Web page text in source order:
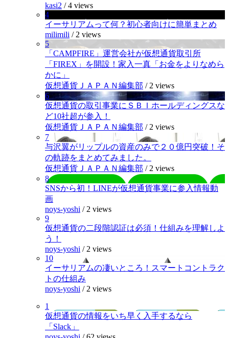
kasi2 /4 views
4
イーサリアムって何？初心者向けに簡単まとめ
milimili / 2 views
5
「CAMPFIRE」運営会社が仮想通貨取引所
「FIREX」を開設！家入一真「お金をよりなめら
かに」
仮想通貨ＪＡＰＡＮ編集部 / 2 views
6
仮想通貨の取引事業にＳＢＩホールディングスな
ど10社超が参入！
仮想通貨ＪＡＰＡＮ編集部 / 2 views
7
与沢翼がリップルの資産のみで２０億円突破！そ
の軌跡をまとめてみました。
仮想通貨ＪＡＰＡＮ編集部 / 2 views
8
SNSから初！LINEが仮想通貨事業に参入情報動
画
noys-yoshi / 2 views
9
仮想通貨の二段階認証は必須！仕組みを理解しよ
う！
noys-yoshi / 2 views
10
イーサリアムの凄いところ！スマートコントラク
トの仕組み
noys-yoshi / 2 views
1
仮想通貨の情報をいち早く入手するなら
「Slack」